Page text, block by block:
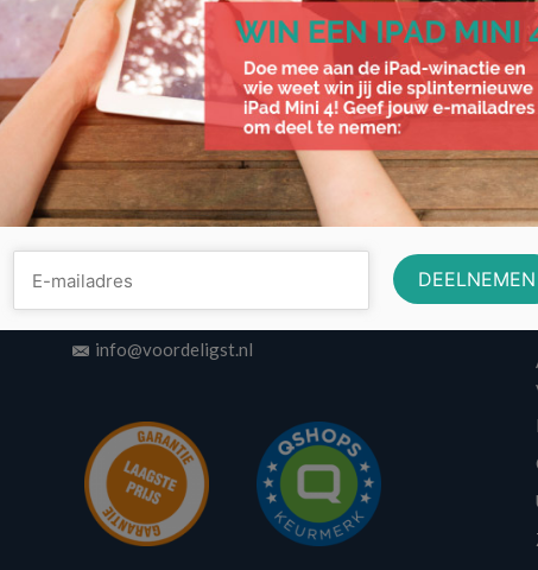
zwemvijver aanleggen ,wat kost kunstgras leggen
Contactinformatie
Volo Media
info@voordeligst.nl